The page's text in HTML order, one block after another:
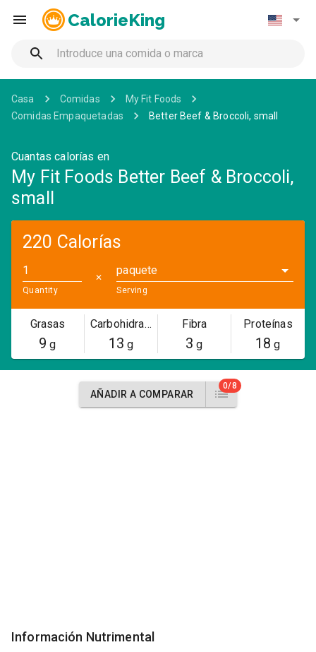
CalorieKing
Casa Comidas
My Fit Foods
Comidas Empaquetadas
Better Beef & Broccoli, small
Cuantas calorías en
My Fit Foods Better Beef & Broccoli,
small
220 Calorías
Quantity
✕
paquete
Serving
Grasas
9 g
Carbohidratos
13 g
Fibra
3 g
Proteínas
18 g
AÑADIR A COMPARAR
0/8
Información Nutrimental